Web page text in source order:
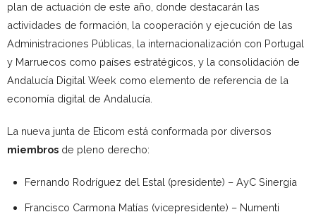
plan de actuación de este año, donde destacarán las
actividades de formación, la cooperación y ejecución de las
Administraciones Públicas, la internacionalización con Portugal
y Marruecos como países estratégicos, y la consolidación de
Andalucía Digital Week como elemento de referencia de la
economía digital de Andalucía.
La nueva junta de Eticom está conformada por diversos
miembros de pleno derecho:
Fernando Rodríguez del Estal (presidente) – AyC Sinergia
Francisco Carmona Matías (vicepresidente) – Numenti